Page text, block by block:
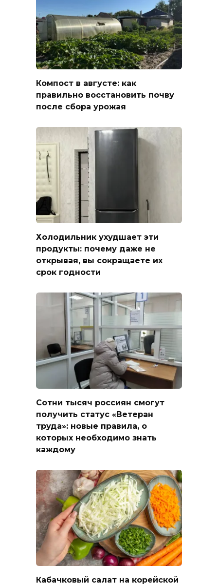
Компост в августе: как
правильно восстановить почву
после сбора урожая
Холодильник ухудшает эти
продукты: почему даже не
открывая, вы сокращаете их
срок годности
Сотни тысяч россиян смогут
получить статус «Ветеран
труда»: новые правила, о
которых необходимо знать
каждому
Кабачковый салат на корейской